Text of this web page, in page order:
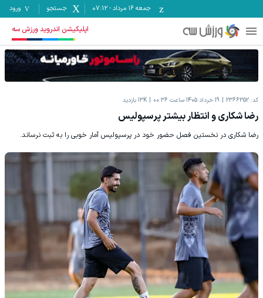
جمعه ۱۶ مرداد -
07:12 جستجو ورود
اپلیکیشن اندروید ورزش سه
کد: 2366352 19 خرداد 1405 ساعت 00:36 13K بازدید
رضا شکاری و انتظار بیشتر پرسپولیس
رضا شکاری در نخستین فصل حضور خود در پرسپولیس آمار خوبی را به ثبت نرساند.